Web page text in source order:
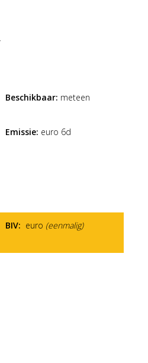
Beschikbaar: meteen
Emissie: euro 6d
BIV: euro (eenmalig)